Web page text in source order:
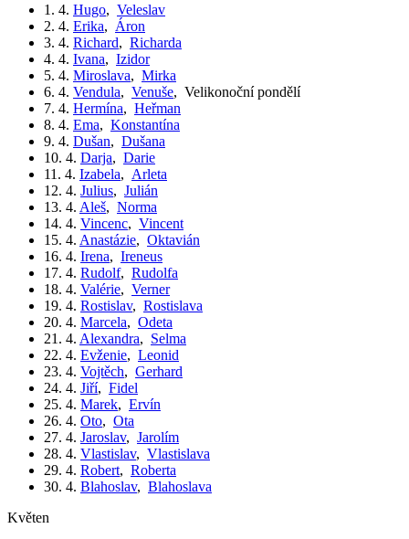
1. 4. Hugo, Veleslav
2. 4. Erika, Áron
3. 4. Richard, Richarda
4. 4. Ivana, Izidor
5. 4. Miroslava, Mirka
6. 4. Vendula, Venuše, Velikonoční pondělí
7. 4. Hermína, Heřman
8. 4. Ema, Konstantína
9. 4. Dušan, Dušana
10. 4. Darja, Darie
11. 4. Izabela, Arleta
12. 4. Julius, Julián
13. 4. Aleš, Norma
14. 4. Vincenc, Vincent
15. 4. Anastázie, Oktavián
16. 4. Irena, Ireneus
17. 4. Rudolf, Rudolfa
18. 4. Valérie, Verner
19. 4. Rostislav, Rostislava
20. 4. Marcela, Odeta
21. 4. Alexandra, Selma
22. 4. Evženie, Leonid
23. 4. Vojtěch, Gerhard
24. 4. Jiří, Fidel
25. 4. Marek, Ervín
26. 4. Oto, Ota
27. 4. Jaroslav, Jarolím
28. 4. Vlastislav, Vlastislava
29. 4. Robert, Roberta
30. 4. Blahoslav, Blahoslava
květen